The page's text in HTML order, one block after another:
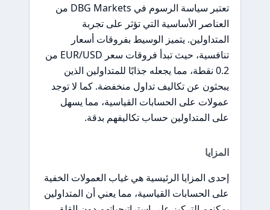
تعتبر سياسة الرسوم في DBG Markets من
العناصر الأساسية التي تؤثر على تجربة
المتداولين. يتميز الوسيط بفروقات أسعار
تنافسية، حيث تبدأ فروقات سعر EUR/USD من
0.2 نقطة، مما يجعله جذابًا للمتداولين الذين
يبحثون عن تكاليف تداول منخفضة. كما لا توجد
عمولات على الحسابات القياسية، مما يسهل
على المتداولين حساب تكاليفهم بدقة.
المزايا
إحدى المزايا الرئيسية هي غياب العمولات الخفية
على الحسابات القياسية، مما يعني أن المتداولين